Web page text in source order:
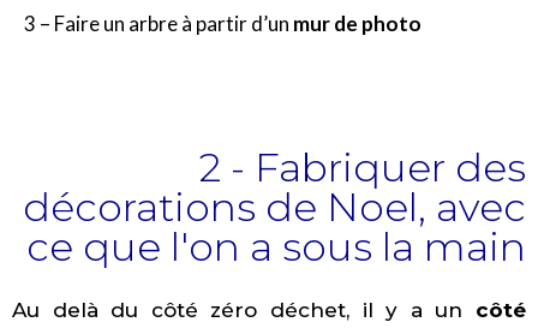
3 – Faire un arbre à partir d’un mur de photo
2 - Fabriquer des
décorations de Noel, avec
ce que l'on a sous la main
Au delà du côté zéro déchet, il y a un côté